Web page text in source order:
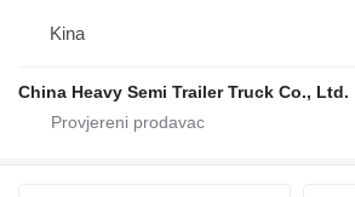
Kina
China Heavy Semi Trailer Truck Co., Ltd.